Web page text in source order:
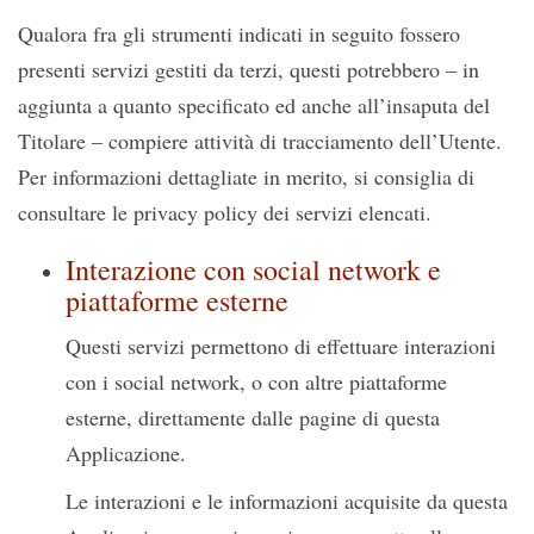
Qualora fra gli strumenti indicati in seguito fossero
presenti servizi gestiti da terzi, questi potrebbero – in
aggiunta a quanto specificato ed anche all’insaputa del
Titolare – compiere attività di tracciamento dell’Utente.
Per informazioni dettagliate in merito, si consiglia di
consultare le privacy policy dei servizi elencati.
Interazione con social network e
piattaforme esterne
Questi servizi permettono di effettuare interazioni
con i social network, o con altre piattaforme
esterne, direttamente dalle pagine di questa
Applicazione.
Le interazioni e le informazioni acquisite da questa